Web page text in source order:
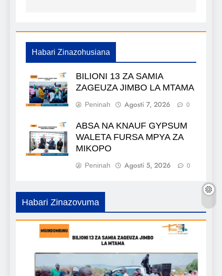
Habari Zinazohusiana
BILIONI 13 ZA SAMIA
ZAGEUZA JIMBO LA MTAMA
Peninah Agosti 7, 2026 0
ABSA NA KNAUF GYPSUM
WALETA FURSA MPYA ZA
MIKOPO
Peninah Agosti 5, 2026 0
Habari Zinazovuma